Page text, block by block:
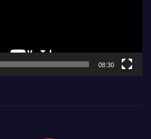
08:30